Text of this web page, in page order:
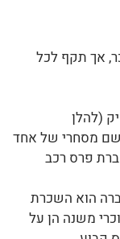
אך תקף לכל
(להלן
מסחרי של אחד
פרס רכב
הוא השכרת
משנה הן על